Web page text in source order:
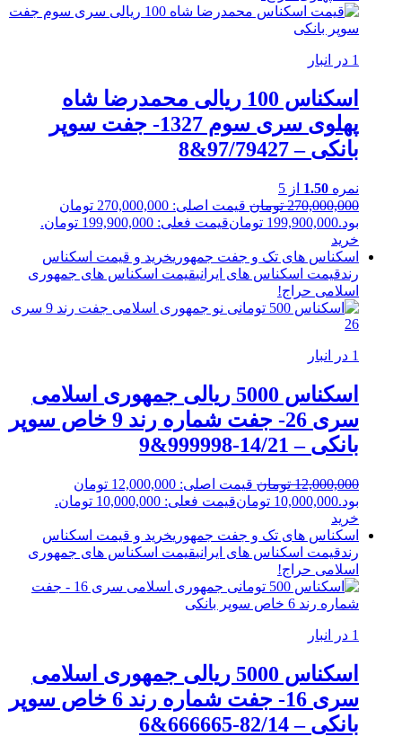
1 در انبار
اسکناس 100 ریالی محمدرضا شاه
پهلوی سری سوم 1327- جفت سوپر
بانکی – 97/79427&8
نمره 1.50 از 5
270,000,000 تومان
قیمت اصلی: 270,000,000 تومان
بود.199,900,000 تومانقیمت فعلی: 199,900,000 تومان.
خرید
اسکناس های تک و جفت جمهوریخرید و قیمت اسکناس
رندقیمت اسکناس های ایرانیقیمت اسکناس های جمهوری
اسلامی حراج!
1 در انبار
اسکناس 5000 ریالی جمهوری اسلامی
سری 26- جفت شماره رند 9 خاص سوپر
بانکی – 14/21-999998&9
12,000,000 تومان
قیمت اصلی: 12,000,000 تومان
بود.10,000,000 تومانقیمت فعلی: 10,000,000 تومان.
خرید
اسکناس های تک و جفت جمهوریخرید و قیمت اسکناس
رندقیمت اسکناس های ایرانیقیمت اسکناس های جمهوری
اسلامی حراج!
1 در انبار
اسکناس 5000 ریالی جمهوری اسلامی
سری 16- جفت شماره رند 6 خاص سوپر
بانکی – 82/14-666665&6